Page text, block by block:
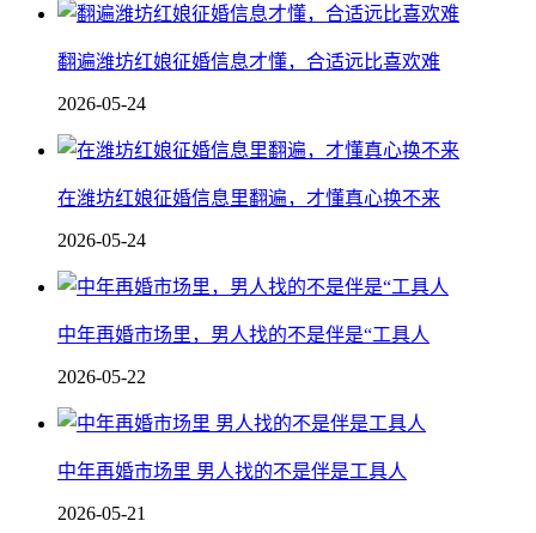
翻遍潍坊红娘征婚信息才懂，合适远比喜欢难
2026-05-24
在潍坊红娘征婚信息里翻遍，才懂真心换不来
2026-05-24
中年再婚市场里，男人找的不是伴是“工具人
2026-05-22
中年再婚市场里 男人找的不是伴是工具人
2026-05-21